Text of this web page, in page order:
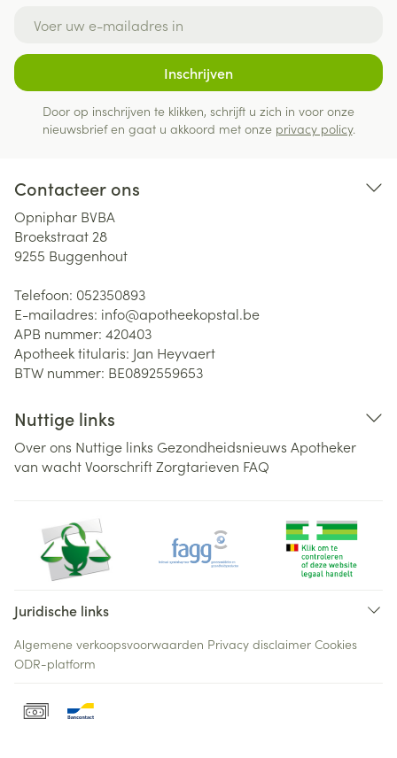
Inschrijven
Door op inschrijven te klikken, schrijft u zich in voor onze
nieuwsbrief en gaat u akkoord met onze privacy policy.
Contacteer ons
Opniphar BVBA
Broekstraat 28
9255 Buggenhout
Telefoon: 052350893
E-mailadres: info@apotheekopstal.be
APB nummer: 420403
Apotheek titularis: Jan Heyvaert
BTW nummer: BE0892559653
Nuttige links
Over ons Nuttige links Gezondheidsnieuws Apotheker
van wachtVoorschriftZorgtarieven FAQ
Juridische links
Algemene verkoopsvoorwaarden Privacy disclaimer Cookies
ODR-platform